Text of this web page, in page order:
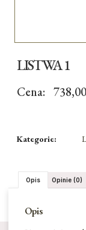
LISTWA 1
Cena: 738,00
Kategorie:
Opis Opinie (0)
Opis